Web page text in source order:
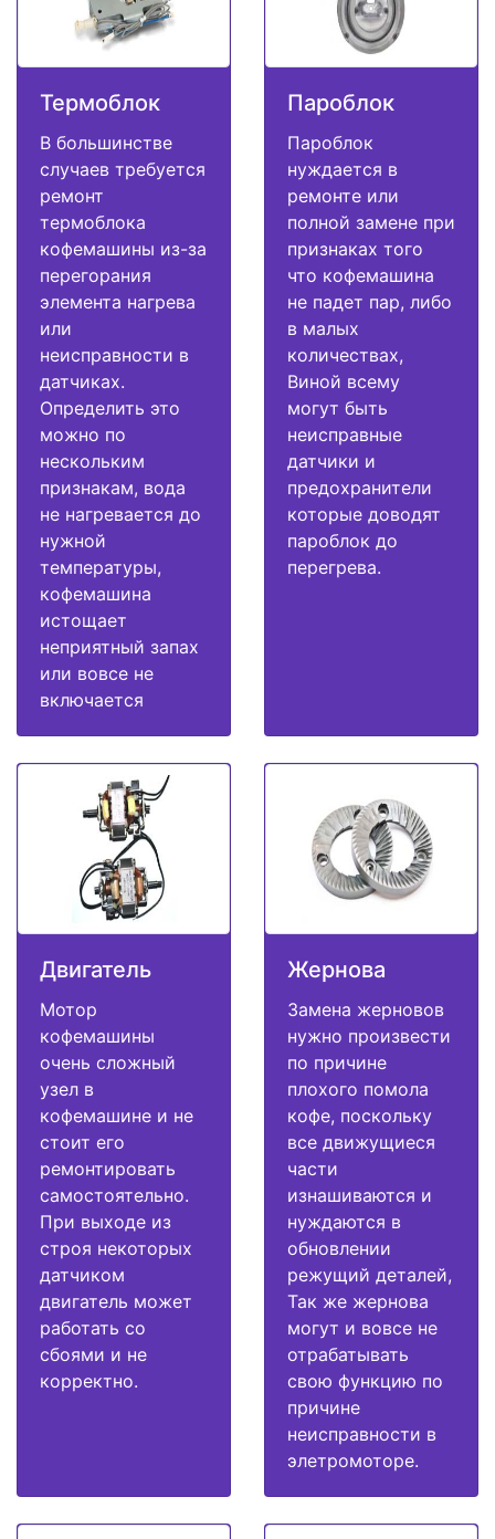
Термоблок
В большинстве
случаев требуется
ремонт
термоблока
кофемашины из-за
перегорания
элемента нагрева
или
неисправности в
датчиках.
Определить это
можно по
нескольким
признакам, вода
не нагревается до
нужной
температуры,
кофемашина
истощает
неприятный запах
или вовсе не
включается
Пароблок
Пароблок
нуждается в
ремонте или
полной замене при
признаках того
что кофемашина
не падет пар, либо
в малых
количествах,
Виной всему
могут быть
неисправные
датчики и
предохранители
которые доводят
пароблок до
перегрева.
Двигатель
Мотор
кофемашины
очень сложный
узел в
кофемашине и не
стоит его
ремонтировать
самостоятельно.
При выходе из
строя некоторых
датчиком
двигатель может
работать со
сбоями и не
корректно.
Жернова
Замена жерновов
нужно произвести
по причине
плохого помола
кофе, поскольку
все движущиеся
части
изнашиваются и
нуждаются в
обновлении
режущий деталей,
Так же жернова
могут и вовсе не
отрабатывать
свою функцию по
причине
неисправности в
элетромоторе.